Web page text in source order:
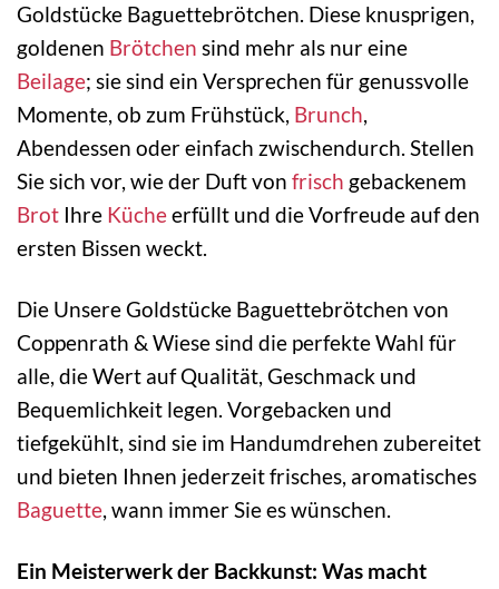
Goldstücke Baguettebrötchen. Diese knusprigen,
goldenen Brötchen sind mehr als nur eine
Beilage; sie sind ein Versprechen für genussvolle
Momente, ob zum Frühstück, Brunch,
Abendessen oder einfach zwischendurch. Stellen
Sie sich vor, wie der Duft von frisch gebackenem
Brot Ihre Kücheerfüllt und die Vorfreude auf den
ersten Bissen weckt.
Die Unsere Goldstücke Baguettebrötchen von
Coppenrath & Wiese sind die perfekte Wahl für
alle, die Wert auf Qualität, Geschmack und
Bequemlichkeit legen. Vorgebacken und
tiefgekühlt, sind sie im Handumdrehen zubereitet
und bieten Ihnen jederzeit frisches, aromatisches
Baguette, wann immer Sie es wünschen.
Ein Meisterwerk der Backkunst: Was macht